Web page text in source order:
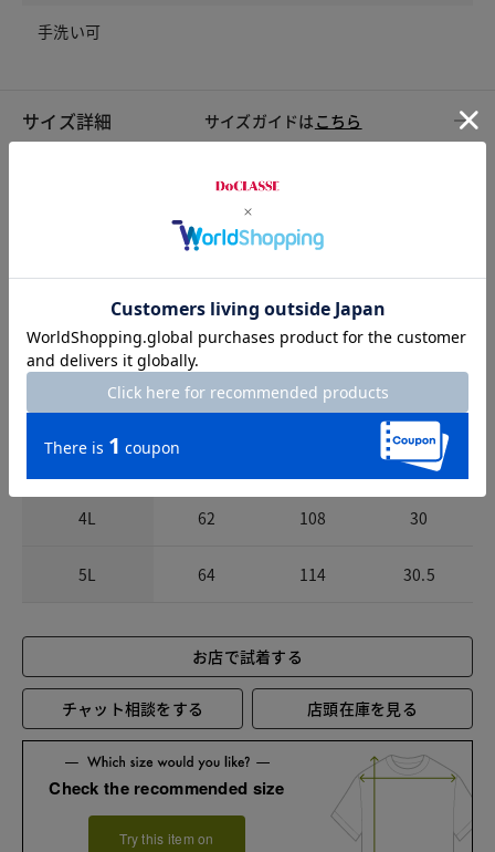
手洗い可
サイズ詳細 サイズガイドは こちら
着丈
57 82
L 59 90 27
60 95
28.5
4L 62 108 30
5L 64 114 30.5
お店で試着する
チャット相談をする 店頭在庫を見る
Check the recommended size
Try this item on